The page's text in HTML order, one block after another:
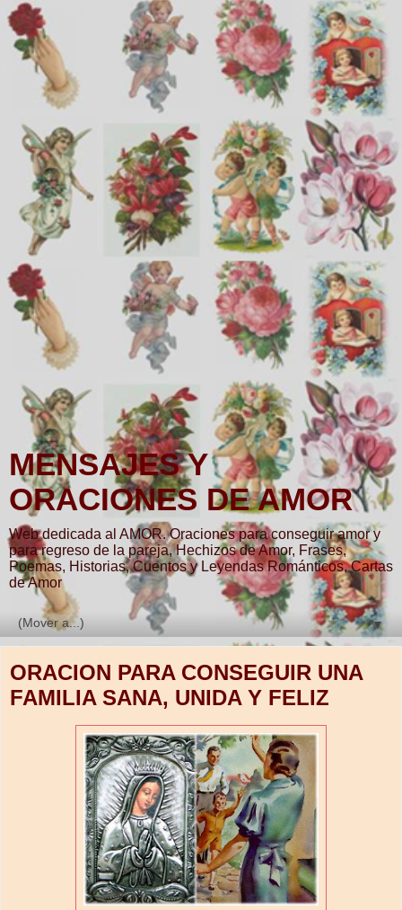
MENSAJES Y
ORACIONES DE AMOR
Web dedicada al AMOR. Oraciones para conseguir amor y
para regreso de la pareja, Hechizos de Amor, Frases,
Poemas, Historias, Cuentos y Leyendas Románticos, Cartas
de Amor
▼
ORACION PARA CONSEGUIR UNA
FAMILIA SANA, UNIDA Y FELIZ